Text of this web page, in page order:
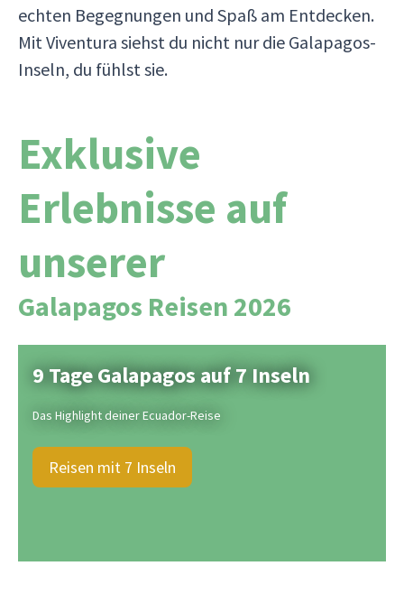
echten Begegnungen und Spaß am Entdecken.
Mit Viventura siehst du nicht nur die Galapagos-
Inseln, du fühlst sie.
Exklusive
Erlebnisse auf
unserer
Galapagos Reisen 2026
9 Tage Galapagos auf 7 Inseln
Das Highlight deiner Ecuador-Reise
Reisen mit 7 Inseln